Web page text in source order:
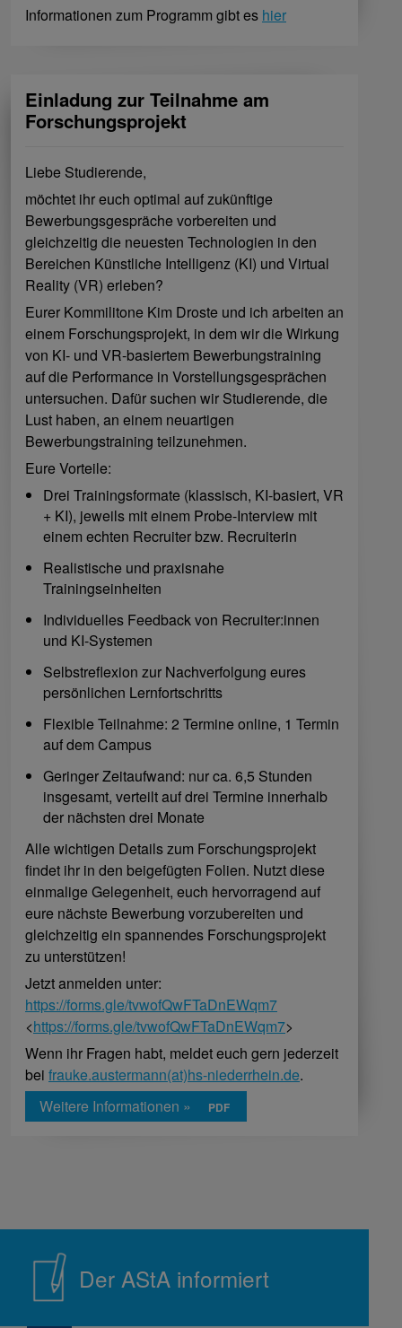
Informationen zum Programm gibt es hier
Einladung zur Teilnahme am
Forschungsprojekt
Liebe Studierende,
möchtet ihr euch optimal auf zukünftige
Bewerbungsgespräche vorbereiten und
gleichzeitig die neuesten Technologien in den
Bereichen Künstliche Intelligenz (KI) und Virtual
Reality (VR) erleben?
Eurer Kommilitone Kim Droste und ich arbeiten an
einem Forschungsprojekt, in dem wir die Wirkung
von KI- und VR-basiertem Bewerbungstraining
auf die Performance in Vorstellungsgesprächen
untersuchen. Dafür suchen wir Studierende, die
Lust haben, an einem neuartigen
Bewerbungstraining teilzunehmen.
Eure Vorteile:
Drei Trainingsformate (klassisch, KI-basiert, VR
+ KI), jeweils mit einem Probe-Interview mit
einem echten Recruiter bzw. Recruiterin
Realistische und praxisnahe
Trainingseinheiten
Individuelles Feedback von Recruiter:innen
und KI-Systemen
Selbstreflexion zur Nachverfolgung eures
persönlichen Lernfortschritts
Flexible Teilnahme: 2 Termine online, 1 Termin
auf dem Campus
Geringer Zeitaufwand: nur ca. 6,5 Stunden
insgesamt, verteilt auf drei Termine innerhalb
der nächsten drei Monate
Alle wichtigen Details zum Forschungsprojekt
findet ihr in den beigefügten Folien. Nutzt diese
einmalige Gelegenheit, euch hervorragend auf
eure nächste Bewerbung vorzubereiten und
gleichzeitig ein spannendes Forschungsprojekt
zu unterstützen!
Jetzt anmelden unter:
https://forms.gle/tvwofQwFTaDnEWqm7
<https://forms.gle/tvwofQwFTaDnEWqm7>
Wenn ihr Fragen habt, meldet euch gern jederzeit
bei frauke.austermann(at)hs-niederrhein.de.
Weitere Informationen »
Der AStA informiert